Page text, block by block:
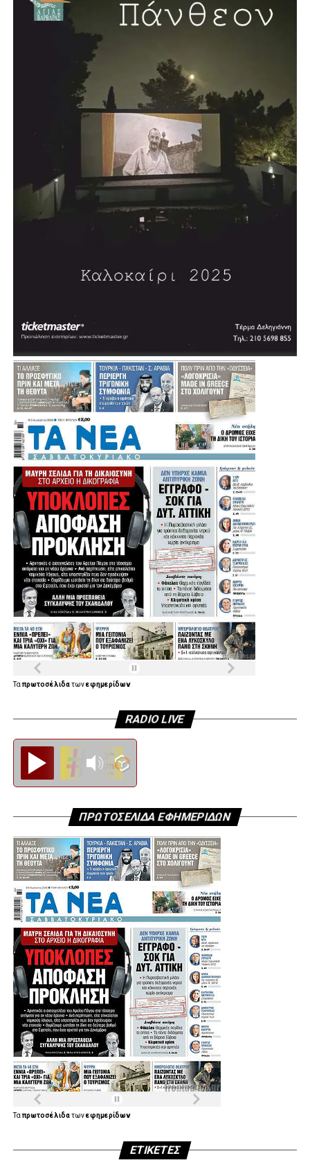
δημιουργία νέου κλειστού κολυμβητηρίου στην Αγία
Βαρβάρα, με πισίνα μήκους 25 μέτρων. Το έργο, όπως
ανέφερε, προωθείται σε συνεργασία με την Περιφέρεια και
πρόκειται να κατασκευαστεί σε χώρο χαρακτηρισμένο για
αθλητικές εγκαταστάσεις.
Σύμφωνα με τον σχεδιασμό, η διαδικασία δημοπράτησης
αναμένεται να ξεκινήσει μέσα στη χρονιά, με τον δήμαρχο
πόλη θα διαθέτει ένα σύγχρονο κλειστό κολυμβητήριο.
«Θέλουμε πολύ να το υποστηρίξουμε αυτό και να
δώσουμε μία διέξοδο», σημείωσε, εξηγώντας ότι σήμερα
πολλοί κάτοικοι και παιδιά της Αγίας Βαρβάρας
αναγκάζονται να χρησιμοποιούν κολυμβητήρια γειτονικών
Δήμων.
Μια παρέμβαση που έρχεται να ενισχύσει ακόμη
περισσότερο τις αθλητικές υποδομές της Αγίας Βαρβάρας
και να δώσει νέες δυνατότητες άθλησης στα παιδιά, στους
συλλόγους και συνολικά στους κατοίκους της πόλης.
Η Συνέντευξη του Δημάρχου Αγίας Βαρβάρας:
.
.
Ταπρωτοσέλιδατωνεφημερίδων
RADIO LIVE
ΠΡΩΤΟΣΕΛΙΔΑ ΕΦΗΜΕΡΙΔΩΝ
Ταπρωτοσέλιδατωνεφημερίδων
ΕΤΙΚΈΤΕΣ